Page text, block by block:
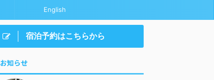
English
宿泊予約はこちらから
お知らせ